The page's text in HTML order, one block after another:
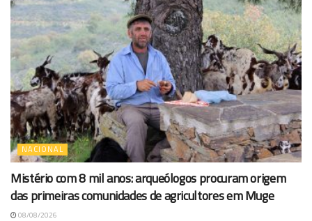
NACIONAL
Mistério com 8 mil anos: arqueólogos procuram origem
das primeiras comunidades de agricultores em Muge
08/08/2026